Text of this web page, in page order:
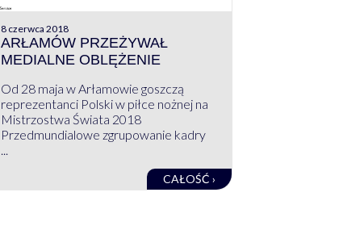
8 czerwca 2018
ARŁAMÓW PRZEŻYWAŁ
MEDIALNE OBLĘŻENIE
Od 28 maja w Arłamowie goszczą
reprezentanci Polski w piłce nożnej na
Mistrzostwa Świata 2018
Przedmundialowe zgrupowanie kadry
...
CAŁOŚĆ ›